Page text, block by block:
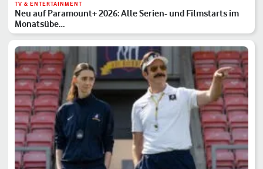
TV & ENTERTAINMENT
Neu auf Paramount+ 2026: Alle Serien- und Filmstarts im
Monatsübe…